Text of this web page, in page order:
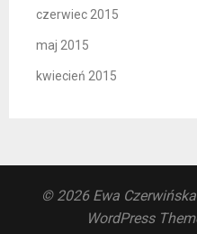
czerwiec 2015
maj 2015
kwiecień 2015
© 2026 Ewa
WordPress